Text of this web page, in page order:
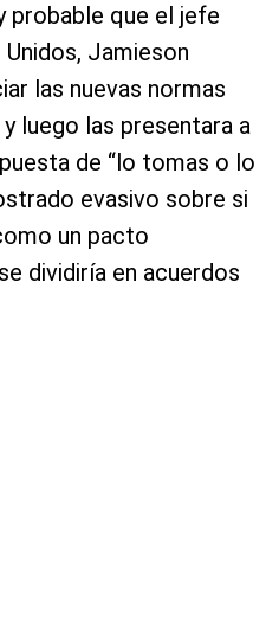
probable que el ‌jefe
Jamieson
las nuevas normas
luego las presentara a
de “lo tomas o lo
evasivo sobre si
un pacto
dividiría en acuerdos